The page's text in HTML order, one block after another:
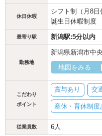
休日休暇
シフト制（月8日
誕生日休暇制度
最寄り駅 新潟駅:5分以内
勤務地
新潟県新潟市中
地図をみる
こだわり
ポイント
賞与あり 交
産休・育休制度
従業員数 6人